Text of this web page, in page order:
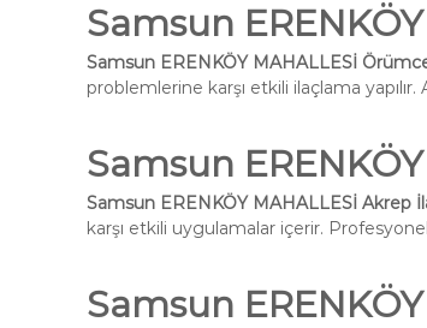
Samsun
Samsun ERENKÖY MAHALLESİ
problemlerine karşı etkili ilaçlama
Samsun
Samsun ERENKÖY MAHALLESİ Akrep
karşı etkili uygulamalar içerir.
Samsun